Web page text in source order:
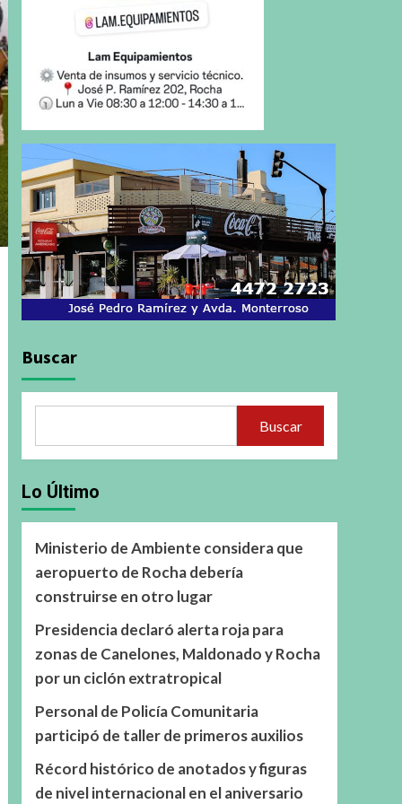
Buscar
Buscar
Lo Último
Ministerio de Ambiente considera que
aeropuerto de Rocha debería
construirse en otro lugar
Presidencia declaró alerta roja para
zonas de Canelones, Maldonado y Rocha
por un ciclón extratropical
Personal de Policía Comunitaria
participó de taller de primeros auxilios
Récord histórico de anotados y figuras
de nivel internacional en el aniversario